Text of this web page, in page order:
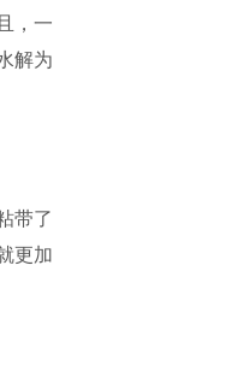
，一
解为
带了
更加